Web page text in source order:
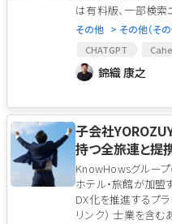
は有料版、一部検索
その他 > その他（その
CHATGPT
新型コロナウイルス
錦織 康之
子会社
持つ全旅連と提
KnowHowsグルー
ホテル・旅館が加盟
DX化を推進するプラ
リンク） 士業を含